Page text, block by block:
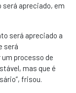
apreciado, em
será apreciado a
será
processo de
mas que é
frisou.